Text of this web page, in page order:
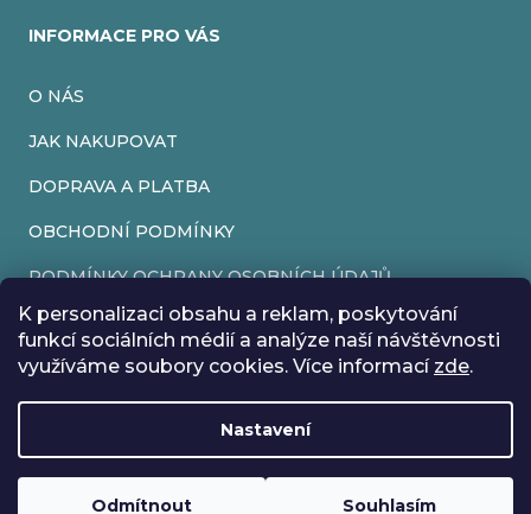
K personalizaci obsahu a reklam, poskytování
funkcí sociálních médií a analýze naší návštěvnosti
využíváme soubory cookies. Více informací zde.
Nastavení
Odmítnout Souhlasím
Rádi bychom vás informovali, že od 17. 7. do 24. 7. včetně
máme z důvodu dovolené zavřeno. Všechny objednávky
budou vyřízeny co nejdříve od 27. 7. :) Přejeme vám krásné
INFORMACE PRO VÁS
O NÁS
JAK NAKUPOVAT
DOPRAVA A PLATBA
OBCHODNÍ PODMÍNKY
PODMÍNKY OCHRANY OSOBNÍCH ÚDAJŮ
VRÁCENÍ ZBOŽÍ
REKLAMACE
Vytvořil Shoptet
Copyright 2026EveryRetroGame. Všechna práva vyhrazena.
Upravit nastavení cookies
Loading